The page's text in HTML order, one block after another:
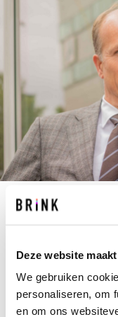
Deze website
We gebruiken
personaliseren, om
en om ons
Als jij als
dat Michel jouw